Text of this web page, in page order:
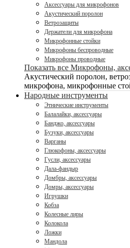
Аксессуары для микрофонов
Акустический поролон
Ветрозащиты
Держатели для микрофона
Микрофонные стойки
Микрофоны беспроводные
Микрофоны проводные
Показать все Микрофоны,
Акустический поролон,
микрофона, микрофонные
Народные инструменты
Этнические инструменты
Балалайки, аксессуары
Банджо, аксессуары
Бузуки, аксессуары
Варганы
Глюкофоны, аксессуары
Гусли, аксессуары
Дала-фандыр
Домбры, аксессуары
Домры, аксессуары
Игрушки
Кобза
Колесные лиры
Колокола
Ложки
Мандола